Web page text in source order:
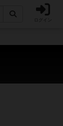
ログイン